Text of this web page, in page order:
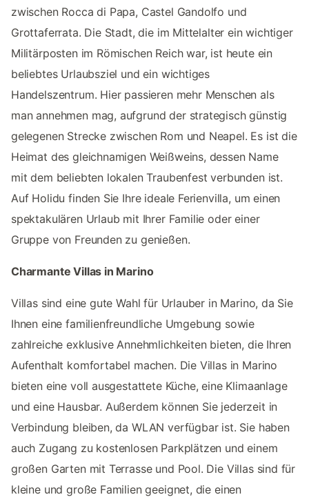
zwischen Rocca di Papa, Castel Gandolfo und
Grottaferrata. Die Stadt, die im Mittelalter ein wichtiger
Militärposten im Römischen Reich war, ist heute ein
beliebtes Urlaubsziel und ein wichtiges
Handelszentrum. Hier passieren mehr Menschen als
man annehmen mag, aufgrund der strategisch günstig
gelegenen Strecke zwischen Rom und Neapel. Es ist die
Heimat des gleichnamigen Weißweins, dessen Name
mit dem beliebten lokalen Traubenfest verbunden ist.
Auf Holidu finden Sie Ihre ideale Ferienvilla, um einen
spektakulären Urlaub mit Ihrer Familie oder einer
Gruppe von Freunden zu genießen.
Charmante Villas in Marino
Villas sind eine gute Wahl für Urlauber in Marino, da Sie
Ihnen eine familienfreundliche Umgebung sowie
zahlreiche exklusive Annehmlichkeiten bieten, die Ihren
Aufenthalt komfortabel machen. Die Villas in Marino
bieten eine voll ausgestattete Küche, eine Klimaanlage
und eine Hausbar. Außerdem können Sie jederzeit in
Verbindung bleiben, da WLAN verfügbar ist. Sie haben
auch Zugang zu kostenlosen Parkplätzen und einem
großen Garten mit Terrasse und Pool. Die Villas sind für
kleine und große Familien geeignet, die einen